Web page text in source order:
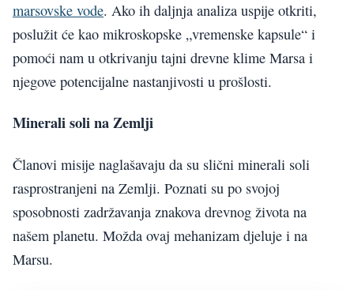
marsovske vode. Ako ih daljnja analiza uspije otkriti,
poslužit će kao mikroskopske „vremenske kapsule“ i
pomoći nam u otkrivanju tajni drevne klime Marsa i
njegove potencijalne nastanjivosti u prošlosti.
Minerali soli na Zemlji
Članovi misije naglašavaju da su slični minerali soli
rasprostranjeni na Zemlji. Poznati su po svojoj
sposobnosti zadržavanja znakova drevnog života na
našem planetu. Možda ovaj mehanizam djeluje i na
Marsu.